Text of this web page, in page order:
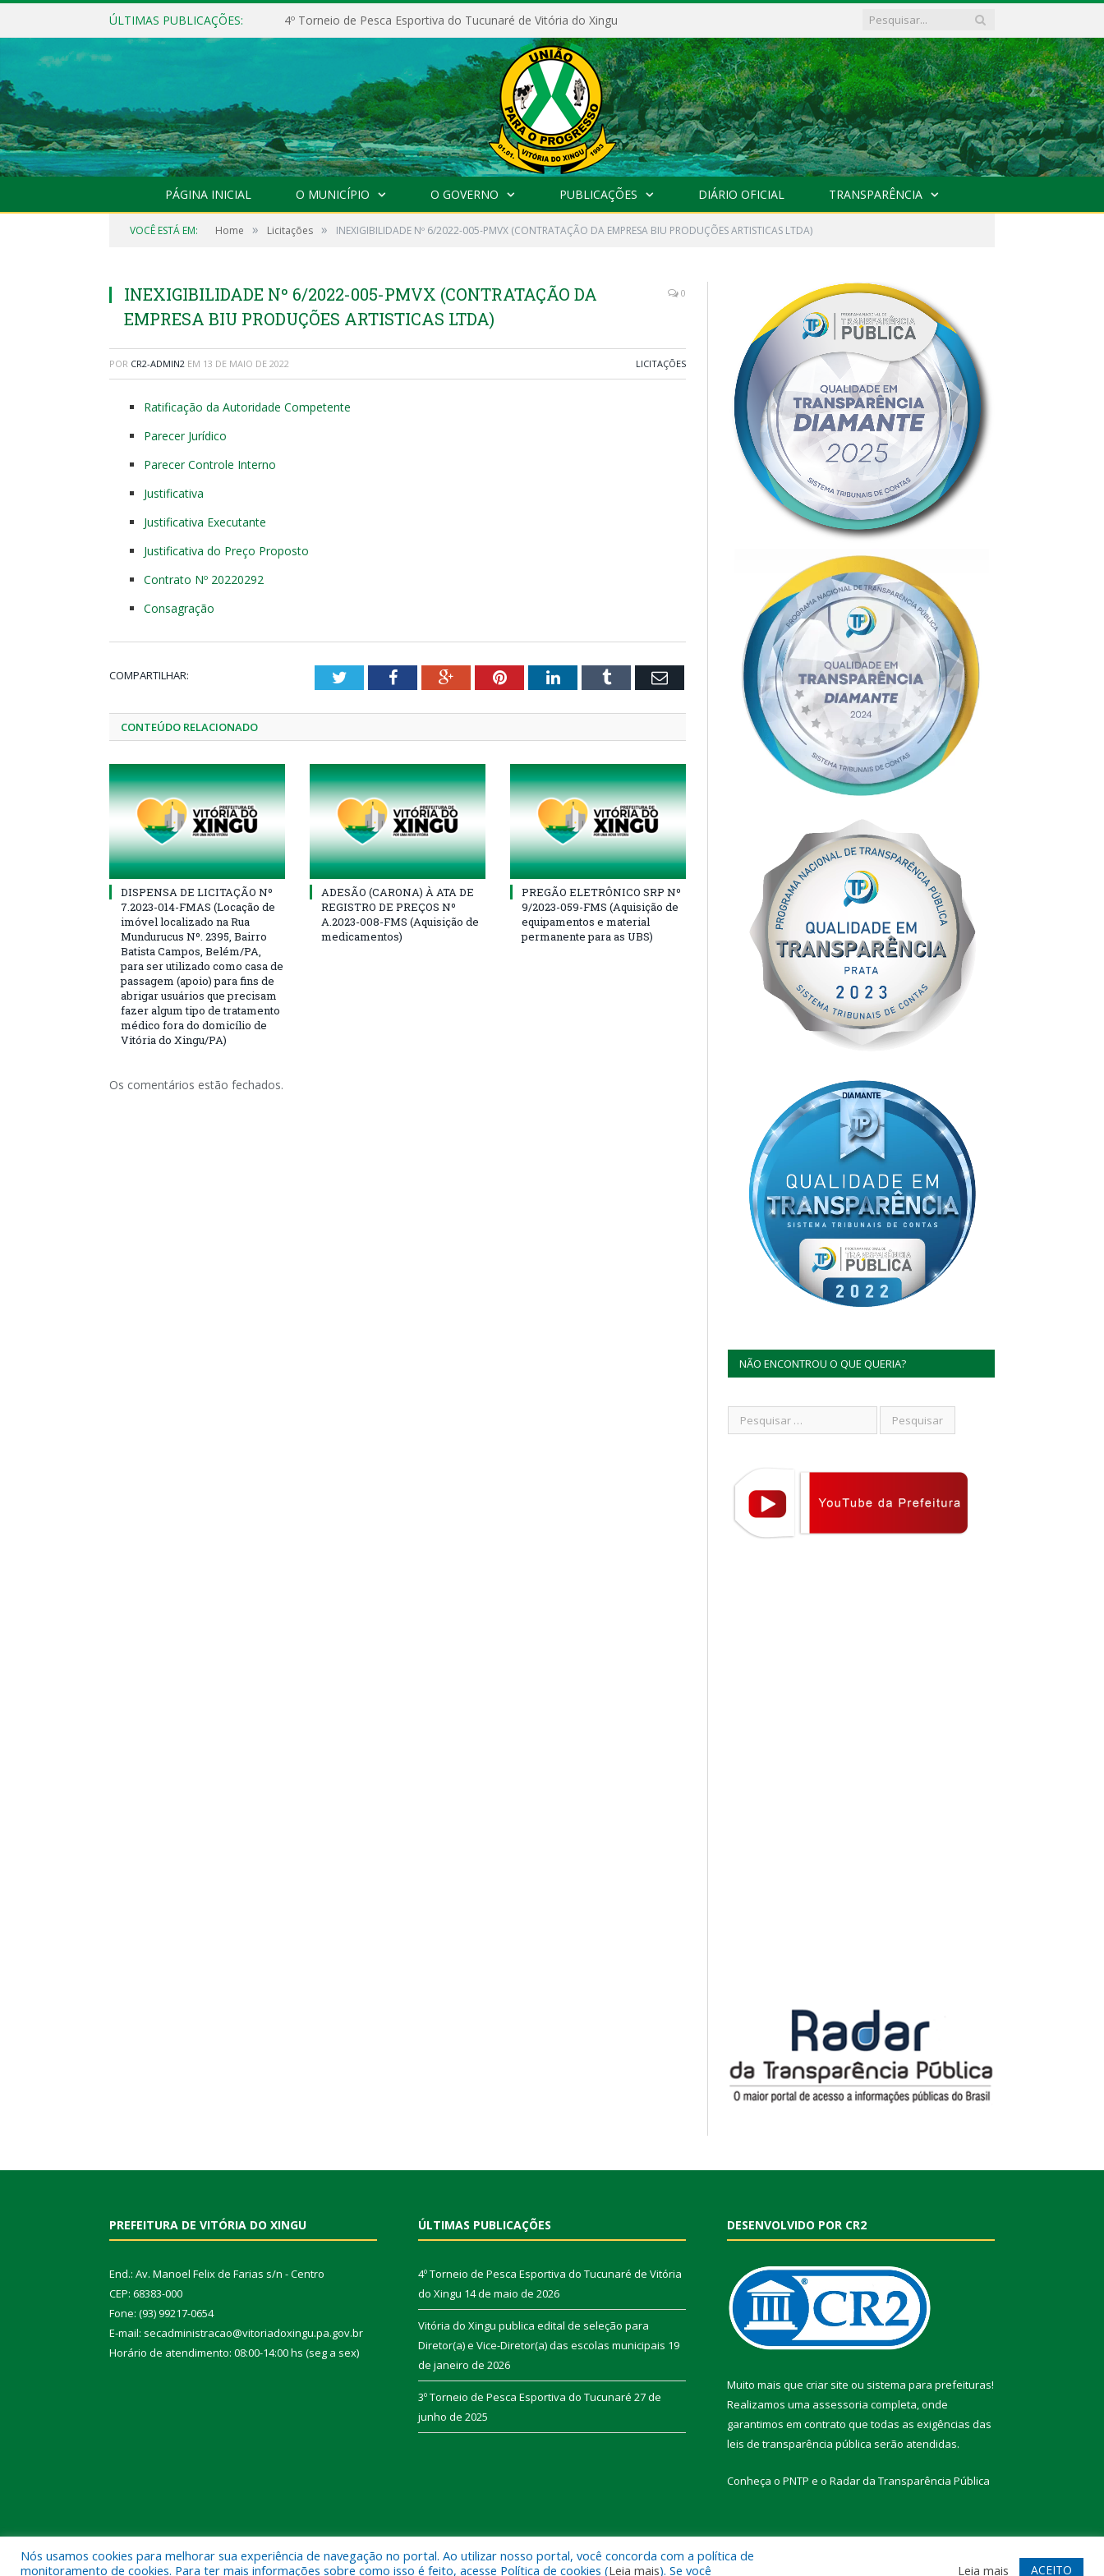
ÚLTIMAS PUBLICAÇÕES: 4º Torneio de Pesca Esportiva do Tucunaré de Vitória do Xingu
PÁGINA INICIAL O MUNICÍPIO O GOVERNO PUBLICAÇÕES DIÁRIO OFICIAL TRANSPARÊNCIA
VOCÊ ESTÁ EM: Home » Licitações » INEXIGIBILIDADE Nº 6/2022-005-PMVX (CONTRATAÇÃO DA EMPRESA BIU PRODUÇÕES ARTISTICAS LTDA)
INEXIGIBILIDADE Nº 6/2022-005-PMVX (CONTRATAÇÃO DA
EMPRESA BIU PRODUÇÕES ARTISTICAS LTDA)
0
POR CR2-ADMIN2 EM 13 DE MAIO DE 2022 LICITAÇÕES
Ratificação da Autoridade Competente
Parecer Jurídico
Parecer Controle Interno
Justificativa
Justificativa Executante
Justificativa do Preço Proposto
Contrato Nº 20220292
Consagração
COMPARTILHAR: TwitterFacebookGoogle+PinterestLinkedInTumblr Email
CONTEÚDO RELACIONADO
DISPENSA DE LICITAÇÃO Nº
7.2023-014-FMAS (Locação de
imóvel localizado na Rua
Mundurucus Nº. 2395, Bairro
Batista Campos, Belém/PA,
para ser utilizado como casa de
passagem (apoio) para fins de
abrigar usuários que precisam
fazer algum tipo de tratamento
médico fora do domicílio de
Vitória do Xingu/PA)
ADESÃO (CARONA) À ATA DE
REGISTRO DE PREÇOS Nº
A.2023-008-FMS (Aquisição de
medicamentos)
PREGÃO ELETRÔNICO SRP Nº
9/2023-059-FMS (Aquisição de
equipamentos e material
permanente para as UBS)
Os comentários estão fechados.
NÃO ENCONTROU O QUE QUERIA?
PREFEITURA DE VITÓRIA DO XINGU
End.: Av. Manoel Felix de Farias s/n - Centro
CEP: 68383-000
Fone: (93) 99217-0654
E-mail: secadministracao@vitoriadoxingu.pa.gov.br
Horário de atendimento: 08:00-14:00 hs (seg a sex)
ÚLTIMAS PUBLICAÇÕES
4º Torneio de Pesca Esportiva do Tucunaré de Vitória
do Xingu 14 de maio de 2026
Vitória do Xingu publica edital de seleção para
Diretor(a) e Vice-Diretor(a) das escolas municipais 19
de janeiro de 2026
3º Torneio de Pesca Esportiva do Tucunaré 27 de
junho de 2025
DESENVOLVIDO POR CR2
Muito mais que criar site ou sistema para prefeituras!
Realizamos uma assessoria completa, onde
garantimos em contrato que todas as exigências das
leis de transparência pública serão atendidas.
Conheça o PNTP e o Radar da Transparência Pública
Todos os direitos reservados a Prefeitura Municipal de Vitória do Xingu. Mapa do Site Acessar Webmail
Nós usamos cookies para melhorar sua experiência de navegação no portal. Ao utilizar nosso portal, você concorda com a política de
monitoramento de cookies. Para ter mais informações sobre como isso é feito, acesse Política de cookies (Leia mais). Se você Leia mais ACEITO